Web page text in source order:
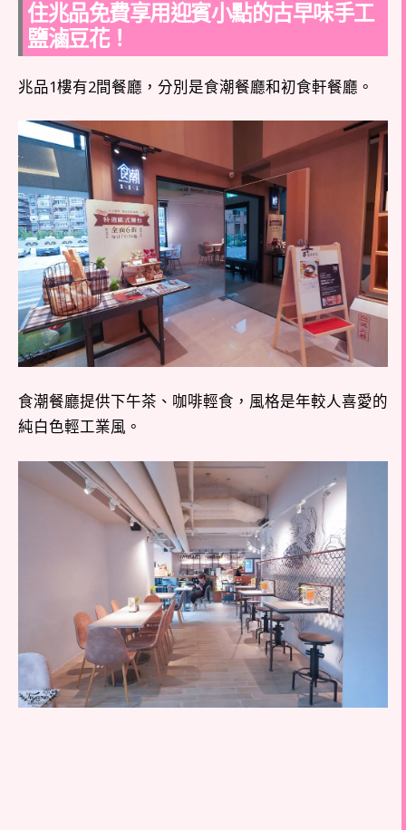
住兆品免費享用迎賓小點的古早味手工
鹽滷豆花！
兆品1樓有2間餐廳，分別是食潮餐廳和初食軒餐廳。
食潮餐廳提供下午茶、咖啡輕食，風格是年較人喜愛的
純白色輕工業風。